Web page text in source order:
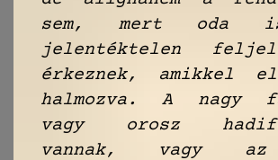
sem, mert oda
jelentéktelen
érkeznek, amikkel
halmozva. A nagy
vagy orosz
vannak, vagy